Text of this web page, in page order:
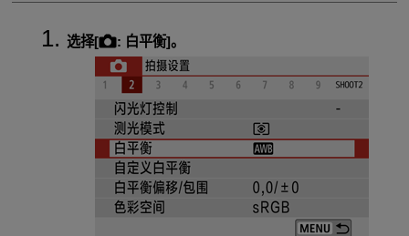
选择[ : 白平衡]。